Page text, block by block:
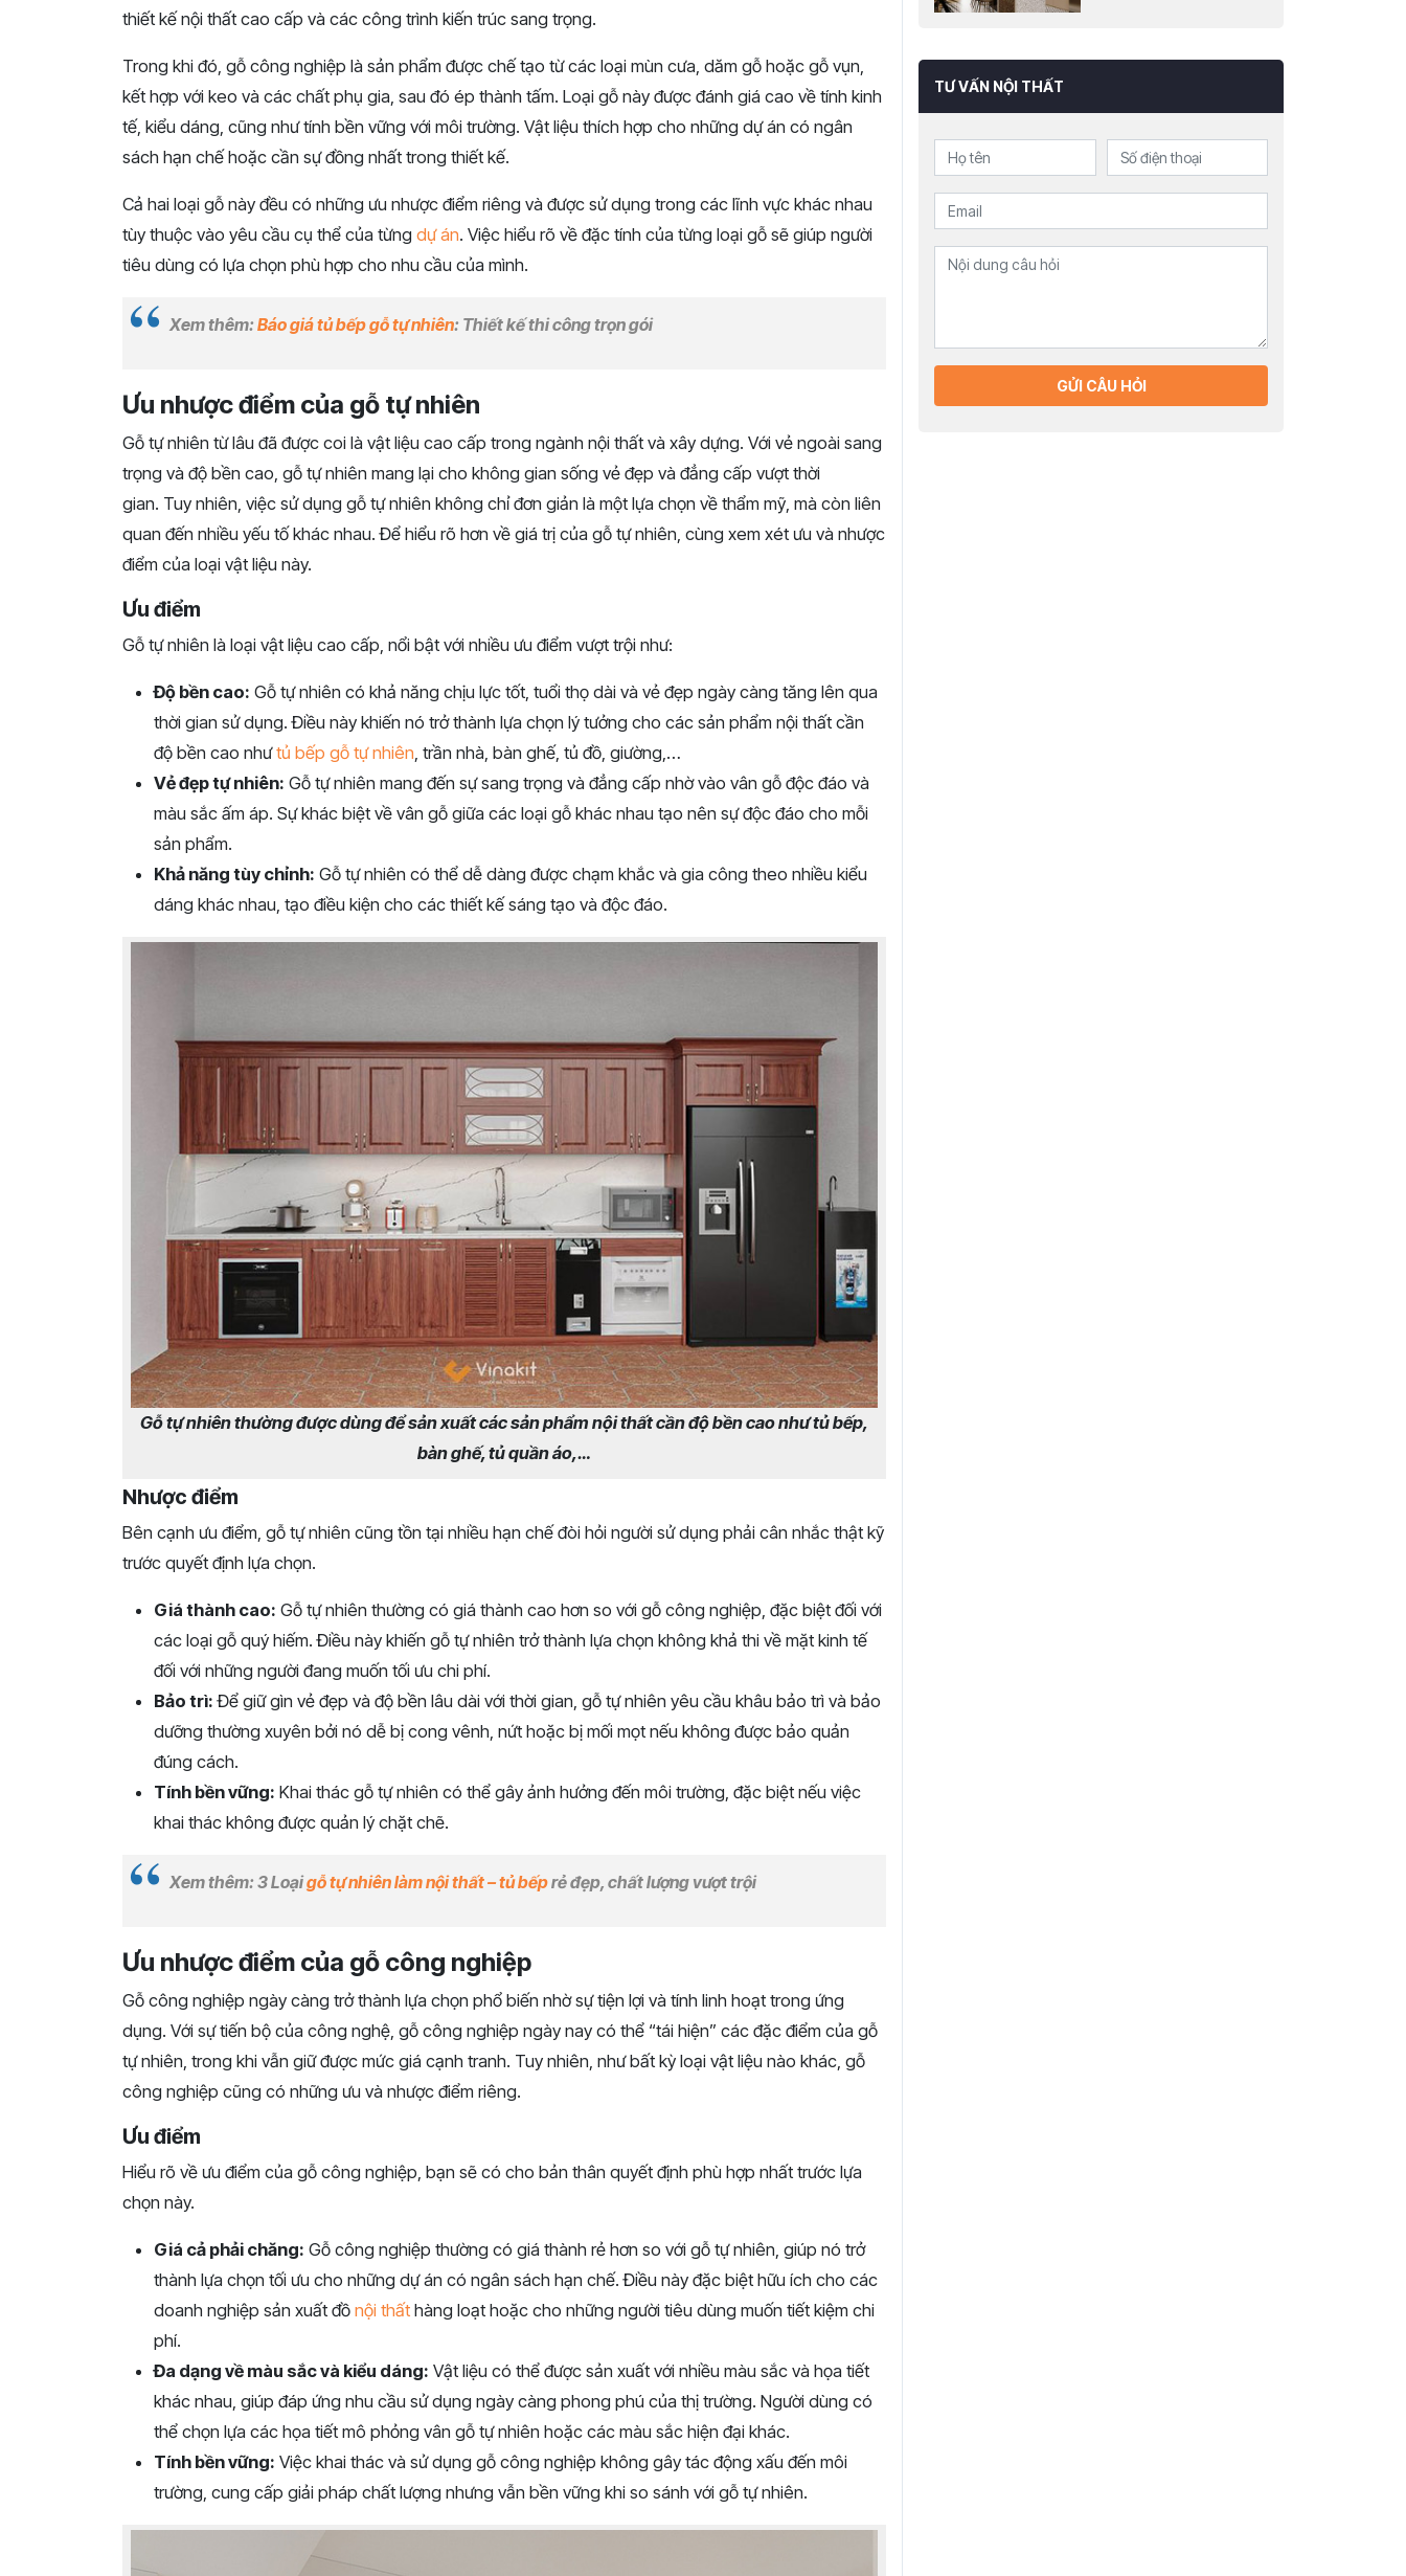
thiết kế nội thất cao cấp và các công trình kiến trúc sang trọng.
Trong khi đó, gỗ công nghiệp là sản phẩm được chế tạo từ các loại mùn cưa, dăm gỗ hoặc gỗ vụn,
kết hợp với keo và các chất phụ gia, sau đó ép thành tấm. Loại gỗ này được đánh giá cao về tính kinh
tế, kiểu dáng, cũng như tính bền vững với môi trường. Vật liệu thích hợp cho những dự án có ngân
sách hạn chế hoặc cần sự đồng nhất trong thiết kế.
Cả hai loại gỗ này đều có những ưu nhược điểm riêng và được sử dụng trong các lĩnh vực khác nhau
tùy thuộc vào yêu cầu cụ thể của từng dự án. Việc hiểu rõ về đặc tính của từng loại gỗ sẽ giúp người
tiêu dùng có lựa chọn phù hợp cho nhu cầu của mình.
Xem thêm:Báo giá tủ bếp gỗ tự nhiên: Thiết kế thi công trọn gói
Ưu nhược điểm của gỗ tự nhiên
Gỗ tự nhiên từ lâu đã được coi là vật liệu cao cấp trong ngành nội thất và xây dựng. Với vẻ ngoài sang
trọng và độ bền cao, gỗ tự nhiên mang lại cho không gian sống vẻ đẹp và đẳng cấp vượt thời
gian. Tuy nhiên, việc sử dụng gỗ tự nhiên không chỉ đơn giản là một lựa chọn về thẩm mỹ, mà còn liên
quan đến nhiều yếu tố khác nhau. Để hiểu rõ hơn về giá trị của gỗ tự nhiên, cùng xem xét ưu và nhược
điểm của loại vật liệu này.
Ưu điểm
Gỗ tự nhiên là loại vật liệu cao cấp, nổi bật với nhiều ưu điểm vượt trội như:
Độ bền cao: Gỗ tự nhiên có khả năng chịu lực tốt, tuổi thọ dài và vẻ đẹp ngày càng tăng lên qua
thời gian sử dụng. Điều này khiến nó trở thành lựa chọn lý tưởng cho các sản phẩm nội thất cần
độ bền cao nhưtủ bếp gỗ tự nhiên , trần nhà, bàn ghế, tủ đồ, giường,…
Vẻ đẹp tự nhiên: Gỗ tự nhiên mang đến sự sang trọng và đẳng cấp nhờ vào vân gỗ độc đáo và
màu sắc ấm áp. Sự khác biệt về vân gỗ giữa các loại gỗ khác nhau tạo nên sự độc đáo cho mỗi
sản phẩm.
Khả năng tùy chỉnh: Gỗ tự nhiên có thể dễ dàng được chạm khắc và gia công theo nhiều kiểu
dáng khác nhau, tạo điều kiện cho các thiết kế sáng tạo và độc đáo.
Gỗ tự nhiên thường được dùng để sản xuất các sản phẩm nội thất cần độ bền cao như tủ bếp,
bàn ghế, tủ quần áo,…
Nhược điểm
Bên cạnh ưu điểm, gỗ tự nhiên cũng tồn tại nhiều hạn chế đòi hỏi người sử dụng phải cân nhắc thật kỹ
trước quyết định lựa chọn.
Giá thành cao: Gỗ tự nhiên thường có giá thành cao hơn so với gỗ công nghiệp, đặc biệt đối với
các loại gỗ quý hiếm. Điều này khiến gỗ tự nhiên trở thành lựa chọn không khả thi về mặt kinh tế
đối với những người đang muốn tối ưu chi phí.
Bảo trì: Để giữ gìn vẻ đẹp và độ bền lâu dài với thời gian, gỗ tự nhiên yêu cầu khâu bảo trì và bảo
dưỡng thường xuyên bởi nó dễ bị cong vênh, nứt hoặc bị mối mọt nếu không được bảo quản
đúng cách.
Tính bền vững: Khai thác gỗ tự nhiên có thể gây ảnh hưởng đến môi trường, đặc biệt nếu việc
khai thác không được quản lý chặt chẽ.
Xem thêm: 3 Loạigỗ tự nhiên làm nội thất – tủ bếprẻ đẹp, chất lượng vượt trội
Ưu nhược điểm của gỗ công nghiệp
Gỗ công nghiệp ngày càng trở thành lựa chọn phổ biến nhờ sự tiện lợi và tính linh hoạt trong ứng
dụng. Với sự tiến bộ của công nghệ, gỗ công nghiệp ngày nay có thể “tái hiện” các đặc điểm của gỗ
tự nhiên, trong khi vẫn giữ được mức giá cạnh tranh. Tuy nhiên, như bất kỳ loại vật liệu nào khác, gỗ
công nghiệp cũng có những ưu và nhược điểm riêng.
Ưu điểm
Hiểu rõ về ưu điểm của gỗ công nghiệp, bạn sẽ có cho bản thân quyết định phù hợp nhất trước lựa
chọn này.
Giá cả phải chăng: Gỗ công nghiệp thường có giá thành rẻ hơn so với gỗ tự nhiên, giúp nó trở
thành lựa chọn tối ưu cho những dự án có ngân sách hạn chế. Điều này đặc biệt hữu ích cho các
doanh nghiệp sản xuất đồ nội thất hàng loạt hoặc cho những người tiêu dùng muốn tiết kiệm chi
phí.
Đa dạng về màu sắc và kiểu dáng: Vật liệu có thể được sản xuất với nhiều màu sắc và họa tiết
khác nhau, giúp đáp ứng nhu cầu sử dụng ngày càng phong phú của thị trường. Người dùng có
thể chọn lựa các họa tiết mô phỏng vân gỗ tự nhiên hoặc các màu sắc hiện đại khác.
Tính bền vững: Việc khai thác và sử dụng gỗ công nghiệp không gây tác động xấu đến môi
trường, cung cấp giải pháp chất lượng nhưng vẫn bền vững khi so sánh với gỗ tự nhiên.
TƯ VẤN NỘI THẤT
GỬI CÂU HỎI